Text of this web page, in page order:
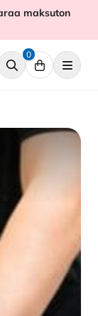
maksuton
0